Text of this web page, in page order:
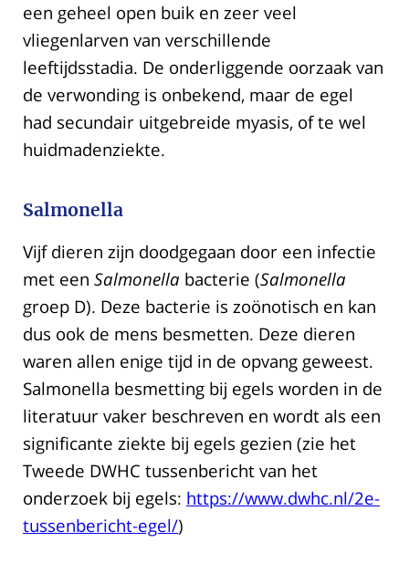
een geheel open buik en zeer veel
vliegenlarven van verschillende
leeftijdsstadia. De onderliggende oorzaak van
de verwonding is onbekend, maar de egel
had secundair uitgebreide myasis, of te wel
huidmadenziekte.
Salmonella
Vijf dieren zijn doodgegaan door een infectie
met een Salmonella bacterie (Salmonella
groep D). Deze bacterie is zoönotisch en kan
dus ook de mens besmetten. Deze dieren
waren allen enige tijd in de opvang geweest.
Salmonella besmetting bij egels worden in de
literatuur vaker beschreven en wordt als een
significante ziekte bij egels gezien (zie het
Tweede DWHC tussenbericht van het
onderzoek bij egels: https://www.dwhc.nl/2e-
tussenbericht-egel/)